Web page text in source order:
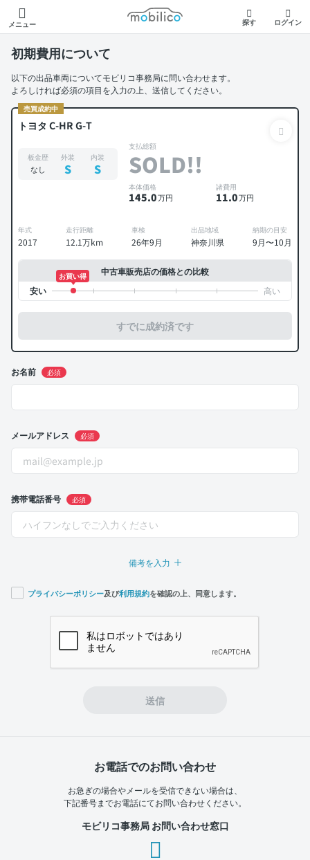
メニュー
モビリコ
探す ログイン
初期費用について
以下の出品車両についてモビリコ事務局に問い合わせます。
よろしければ必須の項目を入力の上、送信してください。
売買成約中
トヨタ C-HR G-T
板金歴
なし
外装
S
内装
S
支払総額
SOLD!!
本体価格
145.0万円
諸費用
11.0万円
年式
2017
走行距離
12.1万km
車検
26年9月
出品地域
神奈川県
納期の目安
9月〜10月
中古車販売店の価格との比較
お買い得
すでに成約済です
お名前 必須
メールアドレス 必須
携帯電話番号 必須
備考を入力
プライバシーポリシー及び利用規約を確認の上、同意します。
送信
お電話でのお問い合わせ
お急ぎの場合やメールを受信できない場合は、
下記番号までお電話にてお問い合わせください。
モビリコ事務局 お問い合わせ窓口